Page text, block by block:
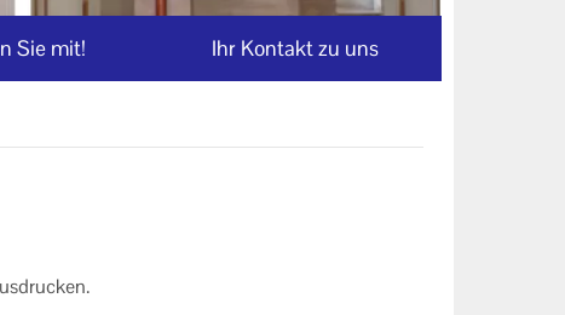
Sie mit! Ihr Kontakt zu uns